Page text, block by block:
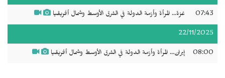
07:43 غزة... المرأة وأزمة الدولة في الشرق الأوسط وشمال أفريقيا
22/11/2025
08:00 إيران... المرأة وأزمة الدولة في الشرق الأوسط وشمال أفريقيا